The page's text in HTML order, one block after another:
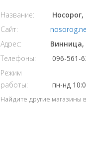
Название:
Сайт:
Адрес:
Винница,
Телефоны:
096-561-
Режим
работы:
пн-нд
Найдите другие магазины